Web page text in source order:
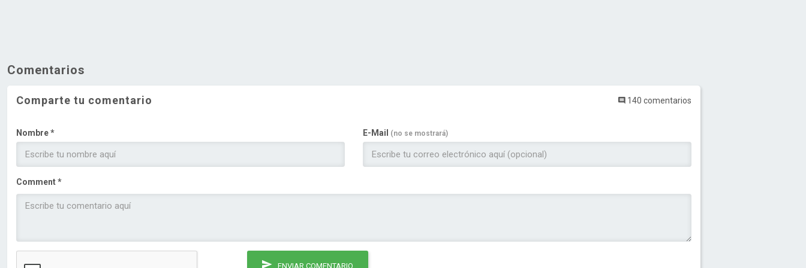
Comentarios
Comparte tu comentario 140 comentarios
Nombre * E-Mail (no se mostrará)
Comment *
ENVIAR COMENTARIO